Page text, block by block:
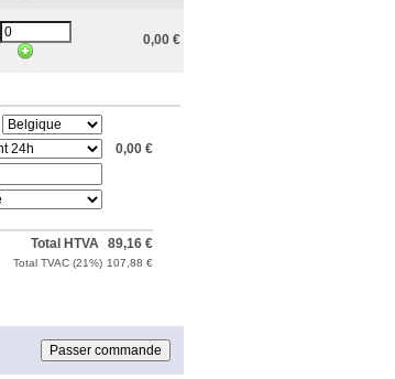
0,00 €
0,00 €
Total HTVA 89,16 €
Total TVAC (21%) 107,88 €